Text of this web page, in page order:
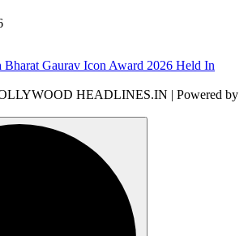
HEADLINES.IN | Powered by